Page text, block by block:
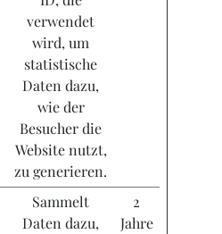
verwendet
wird, um
statistische
Daten dazu,
wie der
Besucher die
Website nutzt,
zu generieren.
Sammelt
Daten dazu,
2
Jahre